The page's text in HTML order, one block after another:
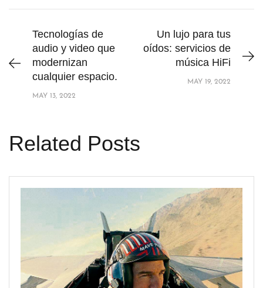
Tecnologías de
audio y video que
modernizan
cualquier espacio.
MAY 13, 2022
Un lujo para tus
oídos: servicios de
música HiFi
MAY 19, 2022
Related Posts